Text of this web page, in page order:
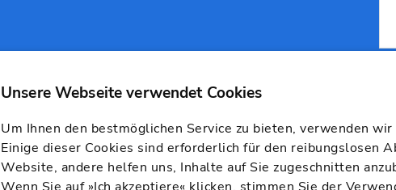
Um Ihnen den bestmöglichen Service zu bieten, verwenden wir
Einige dieser Cookies sind erforderlich für den reibungslosen
Website, andere helfen uns, Inhalte auf Sie zugeschnitten
Wenn Sie auf »Ich akzeptiere« klicken, stimmen Sie der